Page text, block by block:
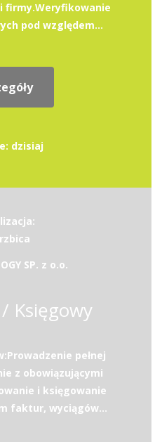
firmy.Weryfikowanie
pod względem...
dzisiaj
SP. z o.o.
Księgowy
pełnej
z obowiązującymi
i księgowanie
faktur, wyciągów...